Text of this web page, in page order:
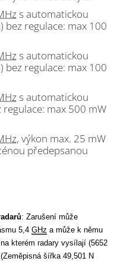
s automatickou
bez regulace: max 100
s automatickou
bez regulace: max 100
s automatickou
max 500 mW
, výkon max. 25 mW
předepsanou
: Zarušení může
5,4 GHz a může k němu
kterém radary vysílají (5652
šířka 49,501 N